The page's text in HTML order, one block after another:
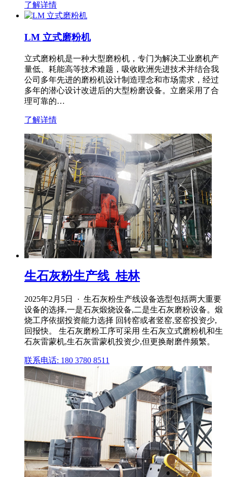
了解详情
LM 立式磨粉机
立式磨粉机是一种大型磨粉机，专门为解决工业磨机产
量低、耗能高等技术难题，吸收欧洲先进技术并结合我
公司多年先进的磨粉机设计制造理念和市场需求，经过
多年的潜心设计改进后的大型粉磨设备。立磨采用了合
理可靠的…
了解详情
生石灰粉生产线_桂林
2025年2月5日 · 生石灰粉生产线设备选型包括两大重要
设备的选择,一是石灰煅烧设备,二是生石灰磨粉设备。煅
烧工序依据投资能力选择 回转窑或者竖窑,竖窑投资少,
回报快。 生石灰磨粉工序可采用 生石灰立式磨粉机和生
石灰雷蒙机,生石灰雷蒙机投资少,但更换耐磨件频繁。
联系电话: 180 3780 8511